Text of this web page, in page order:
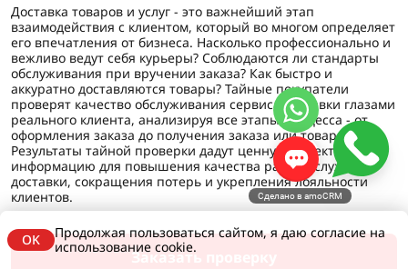
Доставка товаров и услуг - это важнейший этап
взаимодействия с клиентом, который во многом определяет
его впечатления от бизнеса. Насколько профессионально и
вежливо ведут себя курьеры? Соблюдаются ли стандарты
обслуживания при вручении заказа? Как быстро и
аккуратно доставляются товары? Тайные покупатели
проверят качество обслуживания сервиса доставки глазами
реального клиента, анализируя все этапы процесса - от
оформления заказа до получения заказа или товара.
Результаты тайной проверки дадут ценную объективную
информацию для повышения качества работы службы
доставки, сокращения потерь и укрепления лояльности
клиентов.
Заказать проверку
OK
Продолжая пользоваться сайтом, я даю согласие на
использование cookie.
Сделано в amoCRM